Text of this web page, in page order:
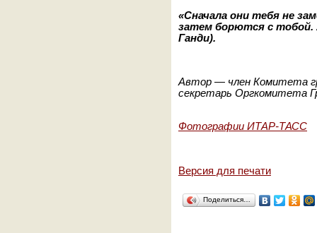
«Сначала они тебя не
затем борются с
Ганди).
Автор — член Комитета
секретарь Оргкомитета
Фотографии ИТАР-ТАСС
Версия для печати
Поделиться…